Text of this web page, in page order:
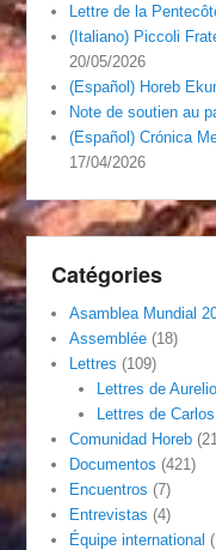
Lettre de la
(Italiano) Piccoli
20/05/2026
(Español) Horeb
Note de soutien au
(Español) Crónica
17/04/2026
Catégories
Asamblea Mundial
Assemblée (18)
Lettres (109)
Lettres de Aurelio
Lettres de
Comunidad Horeb
Documentos (421)
Encuentros (7)
Entrevistas (4)
Équipe international